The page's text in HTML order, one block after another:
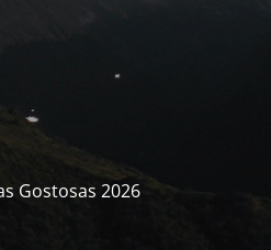
Gostosas 2026